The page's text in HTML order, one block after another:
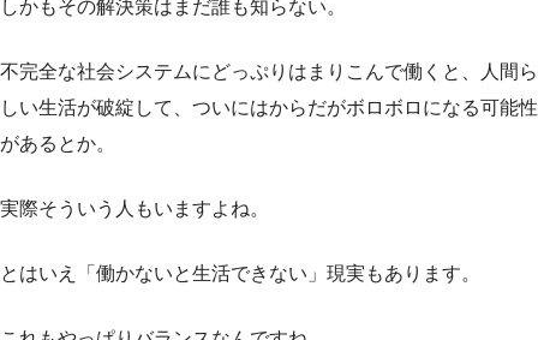
しかもその解決策はまだ誰も知らない。
不完全な社会システムにどっぷりはまりこんで働くと、人間ら
しい生活が破綻して、ついにはからだがボロボロになる可能性
があるとか。
実際そういう人もいますよね。
とはいえ「働かないと生活できない」現実もあります。